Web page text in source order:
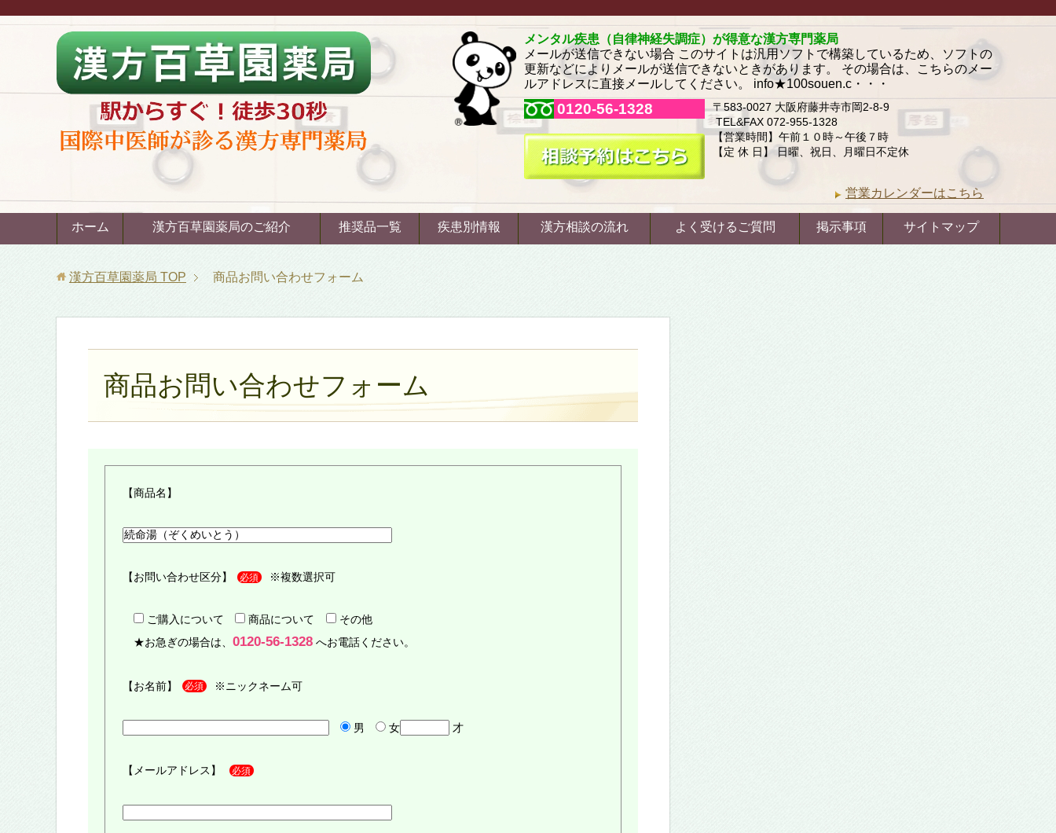
メンタル疾患（自律神経失調症）が得意な漢方専門薬局
メールが送信できない場合 このサイトは汎用ソフトで構築しているため、ソフトの
更新などによりメールが送信できないときがあります。 その場合は、こちらのメー
ルアドレスに直接メールしてください。 info★100souen.c・・・
0120-56-1328
〒583-0027 大阪府藤井寺市岡2-8-9
TEL&FAX 072-955-1328
【営業時間】午前１０時～午後７時
【定 休 日】 日曜、祝日、月曜日不定休
営業カレンダーはこちら
ホーム 漢方百草園薬局のご紹介 推奨品一覧 疾患別情報 漢方相談の流れ よく受けるご質問 掲示事項 サイトマップ
漢方百草園薬局 TOP 商品お問い合わせフォーム
商品お問い合わせフォーム
【商品名】
【お問い合わせ区分】 必須 ※複数選択可
ご購入について 商品について
その他
★お急ぎの場合は、 0120-56-1328へお電話ください。
【お名前】 必須 ※ニックネーム可
男 女 才
【メールアドレス】 必須